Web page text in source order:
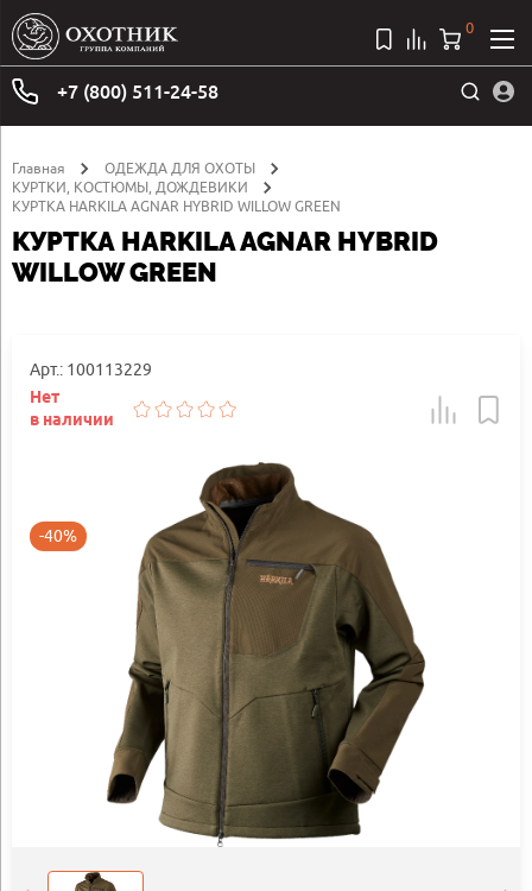
+7 (800) 511-24-58
0
Главная
ОДЕЖДА ДЛЯ ОХОТЫ
КУРТКИ, КОСТЮМЫ, ДОЖДЕВИКИ
КУРТКА HARKILA AGNAR HYBRID WILLOW GREEN
КУРТКА HARKILA AGNAR HYBRID
WILLOW GREEN
Арт.: 100113229
Нет
в наличии
-40%